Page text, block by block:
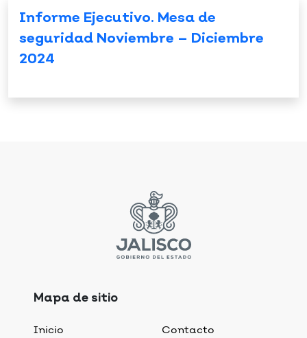
Informe Ejecutivo. Mesa de
seguridad Noviembre – Diciembre
2024
Mapa de sitio
Inicio
Contacto